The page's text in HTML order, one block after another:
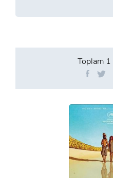
Toplam